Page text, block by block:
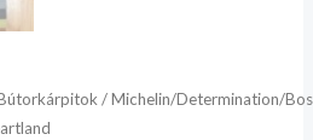
/ Michelin/Determination/